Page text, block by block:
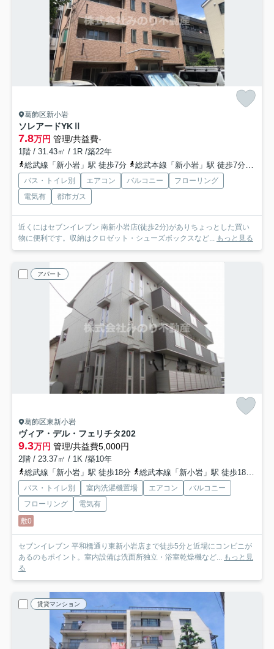
葛飾区新小岩
ソレアードYKⅡ
7.8万円 管理/共益費-
1階 / 31.43㎡ / 1R /築22年
総武線「新小岩」駅 徒歩7分
総武本線「新小岩」駅 徒歩7分
バス・トイレ別 エアコン バルコニー
フローリング
電気有
都市ガス
近くにはセブンイレブン 南新小岩店(徒歩2分)がありちょっとした買い
物に便利です。収納はクロゼット・シューズボックスなど...
もっと見る
アパート
葛飾区東新小岩
ヴィア・デル・フェリチタ202
9.3万円 管理/共益費5,000円
2階 / 23.37㎡ / 1K /築10年
総武線「新小岩」駅 徒歩18分
総武本線「新小岩」駅 徒歩18分
バス・トイレ別 室内洗濯機置場 エアコン
バルコニー
フローリング
電気有
敷0
セブンイレブン 平和橋通り東新小岩店まで徒歩5分と近場にコンビニが
あるのもポイント。室内設備は洗面所独立・浴室乾燥機など...
もっと見
る
賃貸マンション